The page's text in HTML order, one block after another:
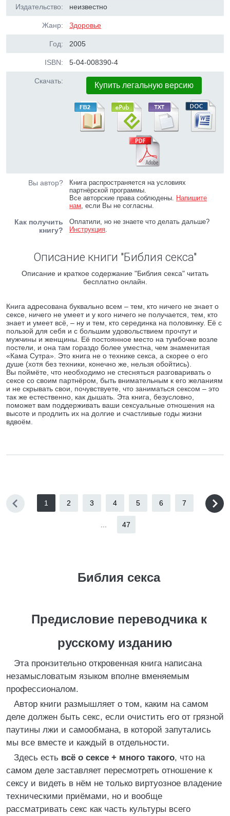
Издательство: неизвестно
Жанр: Здоровье
Год: 2005
ISBN: 5-04-008390-4
Скачать: Купить легальную версию
Вы автор?
Книга распространяется на условиях
партнёрской программы.
Все авторские права соблюдены. Напишите
нам, если Вы не согласны.
Как получить
книгу?
Оплатили, но не знаете что делать дальше?
Инструкция.
Описание книги "Библия секса"
Описание и краткое содержание "Библия секса" читать
бесплатно онлайн.
Книга адресована буквально всем – тем, кто ничего не знает о
сексе, ничего не умеет и у кого ничего не получается, тем, кто
знает и умеет всё, – ну и тем, кто серединка на половинку. Её с
пользой для себя и с большим удовольствием прочтут и
мужчины и женщины. Её постоянное место на тумбочке возле
постели, и она там гораздо более уместна, чем знаменитая
«Кама Сутра». Это книга не о технике секса, а скорее о его
душе (хотя без техники, конечно же, нельзя обойтись).
Вы поймёте, что необходимо не стесняться разговаривать о
сексе со своим партнёром, быть внимательным к его желаниям
и не скрывать свои, почувствуете, что заниматься сексом – это
так же естественно, как дышать. Эта книга, безусловно,
поможет вам поддерживать ваши сексуальные отношения на
высоте и продлить их на долгие и счастливые годы жизни
вдвоём.
1 2 3 4 5 6 7
47
Библия секса
Предисловие переводчика к
русскому изданию
Эта пронзительно откровенная книга написана
незамысловатым языком вполне вменяемым
профессионалом.
Автор книги размышляет о том, каким на самом
деле должен быть секс, если очистить его от грязной
паутины лжи и самообмана, в которой запутались
мы все вместе и каждый в отдельности.
Здесь есть всё о сексе + много такого, что на
самом деле заставляет пересмотреть отношение к
сексу и видеть в нём не только виртуозное владение
техническими приёмами, но и вообще
рассматривать секс как часть культуры всего